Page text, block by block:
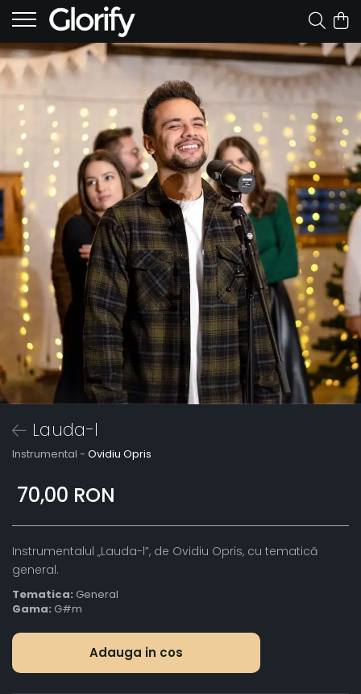
Lauda-l
Instrumental - Ovidiu Opris
70,00 RON
Instrumentalul „Lauda-l”, de Ovidiu Opris, cu tematică
general.
Tematica: General
Gama: G#m
Adauga in cos